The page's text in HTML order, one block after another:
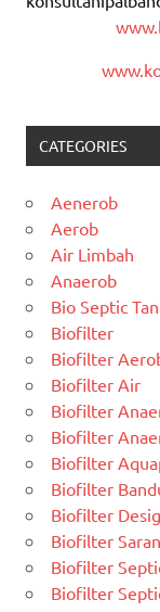
CATEGORIES
Aenerob
Aerob
Air Limbah
Anaerob
Bio Septic
Biofilter
Biofilter
Biofilter Air
Biofilter
Biofilter
Biofilter
Biofilter
Biofilter
Biofilter
Biofilter
Biofilter